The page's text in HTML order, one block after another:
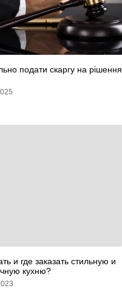
подати скаргу на рішення
и где заказать стильную и
кухню?